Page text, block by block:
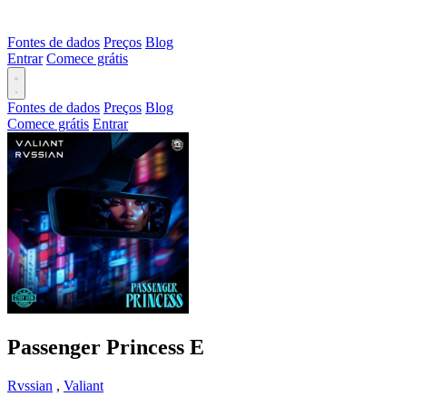
Fontes de dados Preços Blog
Entrar Comece grátis
Fontes de dados Preços Blog
Comece grátis Entrar
Passenger Princess E
Rvssian , Valiant